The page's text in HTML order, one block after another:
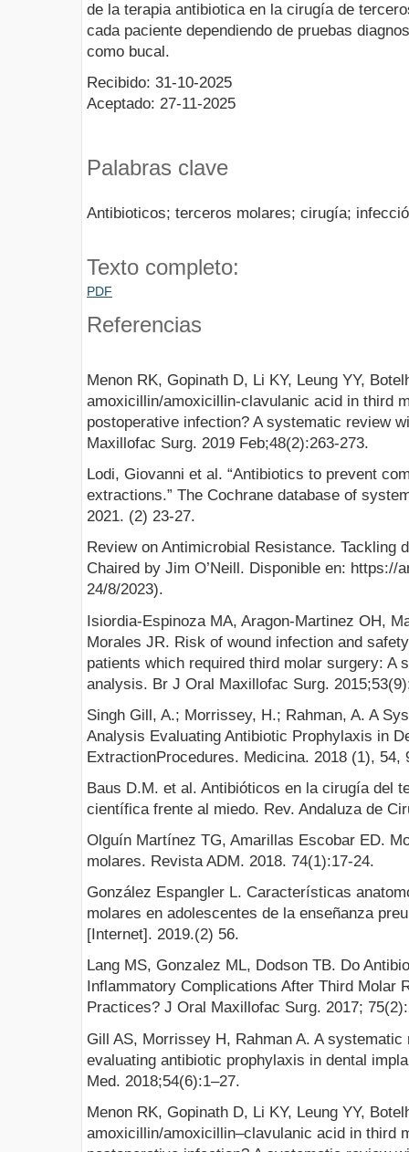
de la terapia antibiotica en la cirugía de
cada paciente dependiendo de pruebas
como bucal.
Recibido: 31-10-2025
Aceptado: 27-11-2025
Palabras clave
Antibioticos; terceros molares; cirugía;
Texto completo:
PDF
Referencias
Menon RK, Gopinath D, Li KY, Leung YY,
amoxicillin/amoxicillin-clavulanic acid in third
postoperative infection? A systematic review
Maxillofac Surg. 2019 Feb;48(2):263-273.
Lodi, Giovanni et al. “Antibiotics to prevent
extractions.” The Cochrane database of
2021. (2) 23-27.
Review on Antimicrobial Resistance. Tackling
Chaired by Jim O’Neill. Disponible en: https://
24/8/2023).
Isiordia-Espinoza MA, Aragon-Martinez OH,
Morales JR. Risk of wound infection and
patients which required third molar surgery: A
analysis. Br J Oral Maxillofac Surg.
Singh Gill, A.; Morrissey, H.; Rahman, A. A
Analysis Evaluating Antibiotic Prophylaxis in
ExtractionProcedures. Medicina. 2018 (1), 54,
Baus D.M. et al. Antibióticos en la cirugía del
científica frente al miedo. Rev. Andaluza de
Olguín Martínez TG, Amarillas Escobar ED.
molares. Revista ADM. 2018. 74(1):17-24.
González Espangler L. Características
molares en adolescentes de la enseñanza
[Internet]. 2019.(2) 56.
Lang MS, Gonzalez ML, Dodson TB. Do
Inflammatory Complications After Third Molar
Practices? J Oral Maxillofac Surg. 2017;
Gill AS, Morrissey H, Rahman A. A
evaluating antibiotic prophylaxis in dental
Med. 2018;54(6):1–27.
Menon RK, Gopinath D, Li KY, Leung YY,
amoxicillin/amoxicillin–clavulanic acid in third